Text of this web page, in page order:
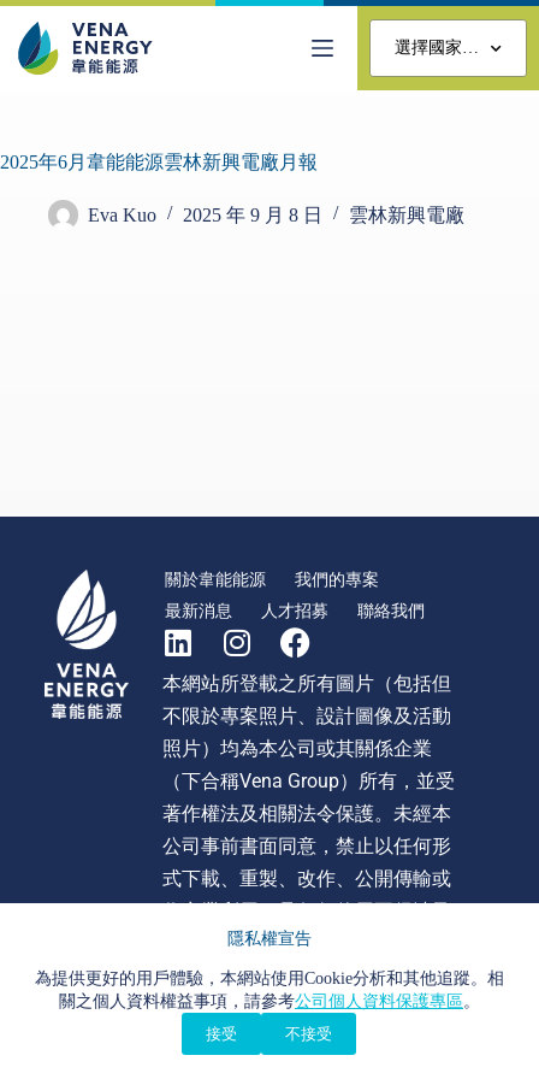
隱私權宣告
為提供更好的用戶體驗，本網站使用Cookie分析和其他追蹤。相
關之個人資料權益事項，請參考公司個人資料保護專區。
接受
不接受
選擇國家…
2025年6月韋能能源雲林新興電廠月報
Eva Kuo 2025 年 9 月 8 日 雲林新興電廠
關於韋能能源
我們的專案
最新消息
人才招募 聯絡我們
本網站所登載之所有圖片（包括但
不限於專案照片、設計圖像及活動
照片）均為本公司或其關係企業
（下合稱Vena Group）所有，並受
著作權法及相關法令保護。未經本
公司事前書面同意，禁止以任何形
式下載、重製、改作、公開傳輸或
作商業利用。且任何使用不得涉及
不當影射、詆毀或貶損 Vena Group
或旗下任何公司之形象或商譽。違
者本公司將依法追究法律責任。